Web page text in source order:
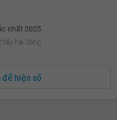
nhất 2025
hài lòng
để hiện số